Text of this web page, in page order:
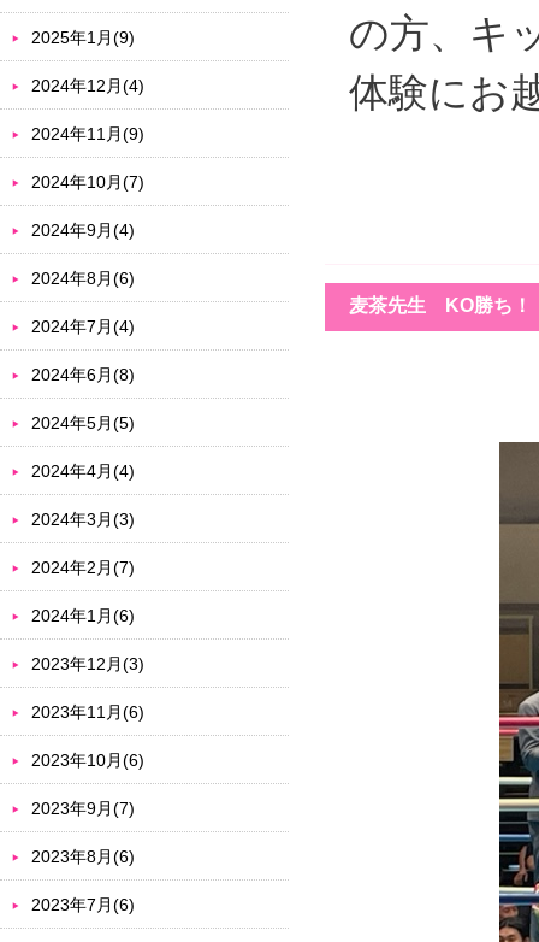
の方、
体験にお
麦茶先生 KO勝ち！
2025年1月(9)
2024年12月(4)
2024年11月(9)
2024年10月(7)
2024年9月(4)
2024年8月(6)
2024年7月(4)
2024年6月(8)
2024年5月(5)
2024年4月(4)
2024年3月(3)
2024年2月(7)
2024年1月(6)
2023年12月(3)
2023年11月(6)
2023年10月(6)
2023年9月(7)
2023年8月(6)
2023年7月(6)